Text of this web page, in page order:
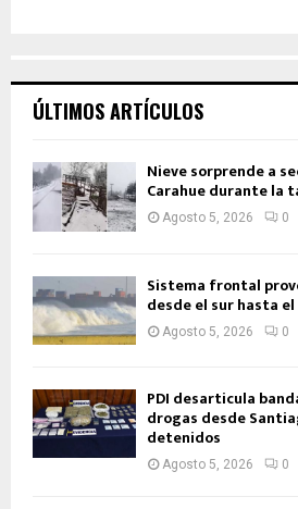
ÚLTIMOS ARTÍCULOS
Nieve sorprende a
Carahue durante la
Agosto 5, 2026 0
Sistema frontal
desde el sur hasta
Agosto 5, 2026 0
PDI desarticula
drogas desde
detenidos
Agosto 5, 2026 0